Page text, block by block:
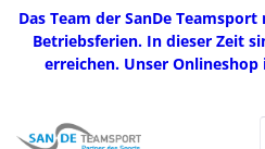
Das Team der SanDe
Betriebsferien. In dieser Zeit
erreichen. Unser